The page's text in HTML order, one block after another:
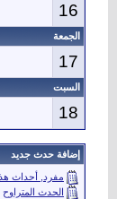
16
الجمعة
17
السبت
18
إضافة حدث جديد
مفرد, أحداث
الحدث المتراوح